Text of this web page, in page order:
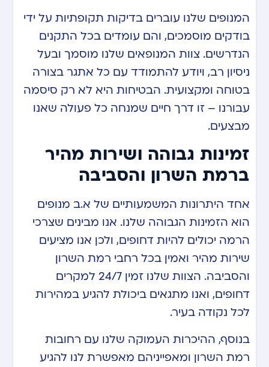
המנופים שלנו עוברים בדיקות תקופתיות על ידי
בודקים מוסמכים, והם עומדים בכל התקנים
הנדרשים. צוות המנופאים שלנו מוסמך ובעל
ניסיון רב, ויודע להתמודד עם כל אתגר בצורה
בטוחה ומקצועית. הבטיחות היא לא רק סיסמה
עבורנו – זו דרך חיים שמנחה כל פעולה שאנו
מבצעים.
זמינות גבוהה ושירות מהיר
ברמת השרון והסביבה
אחד היתרונות המשמעותיים של א.ב מנופים
הוא הזמינות הגבוהה שלנו. אנו מבינים שצרכי
הרמה יכולים להיות דחופים, ולכן אנו מציעים
שירות מהיר ואמין בכל רחבי רמת השרון
והסביבה. הצוות שלנו זמין 24/7 למקרים
דחופים, ואנו מתגאים ביכולת להגיע במהירות
לכל נקודה בעיר.
בנוסף, ההיכרות העמוקה שלנו עם רחובות
רמת השרון ומאפייניהם מאפשרת לנו להגיע